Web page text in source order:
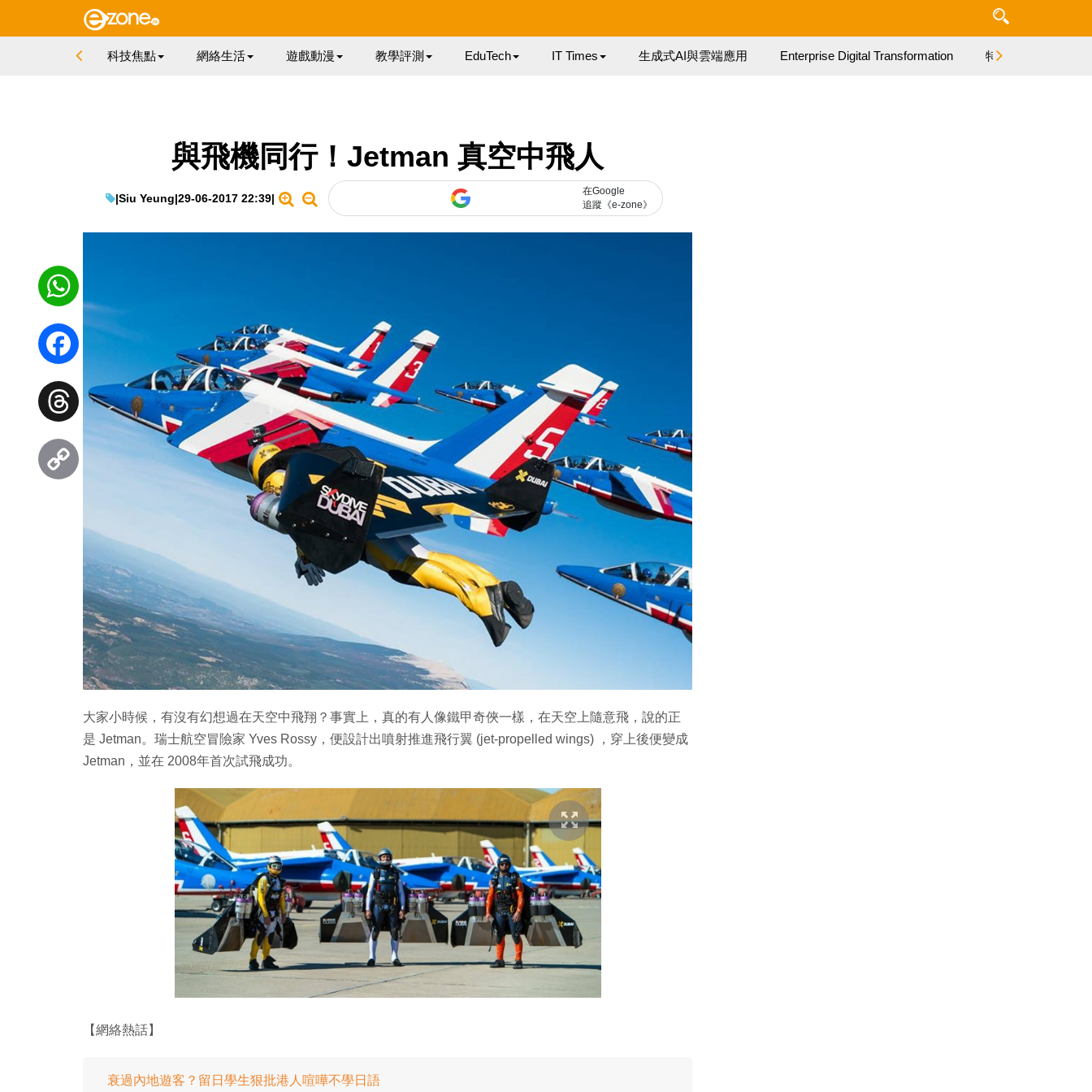
科技焦點 網絡生活 遊戲動漫 教學評測 EduTech IT Times 生成式AI與雲端應用 Enterprise Digital Transformation 特集
與飛機同行！Jetman 真空中飛人
|Siu Yeung|29-06-2017 22:39|
在Google
追蹤《e-zone》
大家小時候，有沒有幻想過在天空中飛翔？事實上，真的有人像鐵甲奇俠一樣，在天空上隨意飛，說的正
是 Jetman。瑞士航空冒險家 Yves Rossy，便設計出噴射推進飛行翼 (jet-propelled wings) ，穿上後便變成
Jetman，並在 2008年首次試飛成功。
【網絡熱話】
衰過內地遊客？留日學生狠批港人喧嘩不學日語
WhatsApp
Facebook
Threads
Link